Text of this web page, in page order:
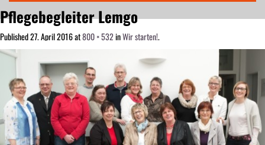
Pflegebegleiter Lemgo
Published27. April 2016at800 × 532inWir starten!.